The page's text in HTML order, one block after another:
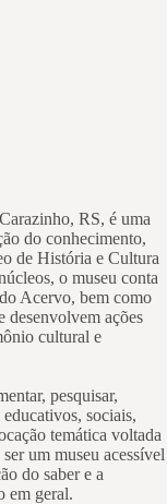
RS, é uma
do conhecimento,
de História e Cultura
o museu conta
Acervo, bem como
desenvolvem ações
cultural e
pesquisar,
sociais,
temática voltada
um museu acessível
do saber e a
em geral.